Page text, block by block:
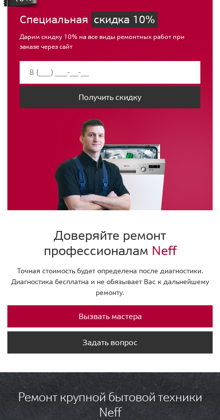
Специальная скидка 10%
Дарим скидку 10% на все виды ремонтных работ при
заказе через сайт
Получить скидку
Доверяйте ремонт
профессионалам Neff
Точная стоимость будет определена после диагностики.
Диагностика бесплатна и не обязывает Вас к дальнейшему
ремонту.
Вызвать мастера
Задать вопрос
Ремонт крупной бытовой техники
Neff